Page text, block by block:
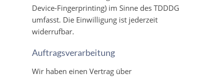
Device-Fingerprinting) im Sinne des TDDDG
umfasst. Die Einwilligung ist jederzeit
widerrufbar.
Auftragsverarbeitung
Wir haben einen Vertrag über